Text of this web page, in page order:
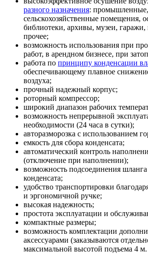
разного назначения: промышленные,
сельскохозяйственные помещения,
библиотеки, архивы, музеи, гаражи,
прочее;
возможность использования при
работ, в арендном бизнесе, при
работа по принципу конденсации
обеспечивающему плавное
воздуха;
прочный надежный корпус;
роторный компрессор;
широкий диапазон рабочих
возможность непрерывной
необходимости (24 часа в сутки);
авторазморозка с использованием
емкость для сбора конденсата;
автоматический контроль
(отключение при наполнении);
возможность подсоединения шланга
конденсата;
удобство транспортировки
и эргономичной ручке;
высокая надежность;
простота эксплуатации и
компактные размеры;
возможность комплектации
аксессуарами (заказываются
максимальной высотой подъема 4 м.